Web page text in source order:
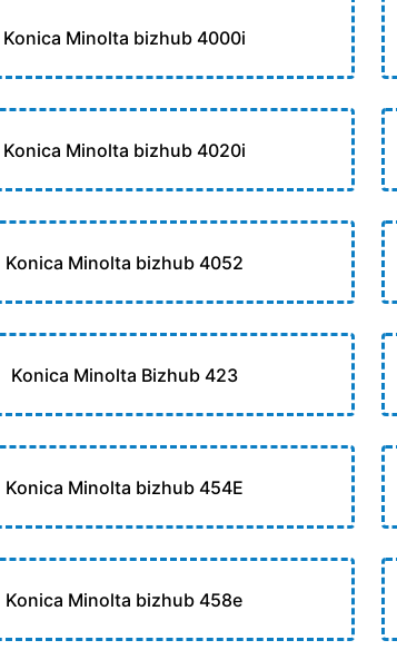
Konica Minolta bizhub 4000i
Konica Minolta bizhub 4020i
Konica Minolta bizhub 4052
Konica Minolta Bizhub 423
Konica Minolta bizhub 454E
Konica Minolta bizhub 458e